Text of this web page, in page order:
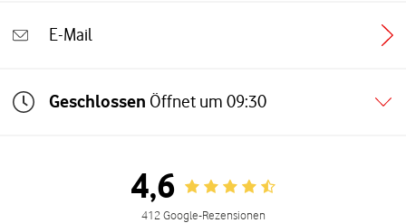
E-Mail
Geschlossen Öffnet um 09:30
4,6 Rating 4.6
412 Google-Rezensionen